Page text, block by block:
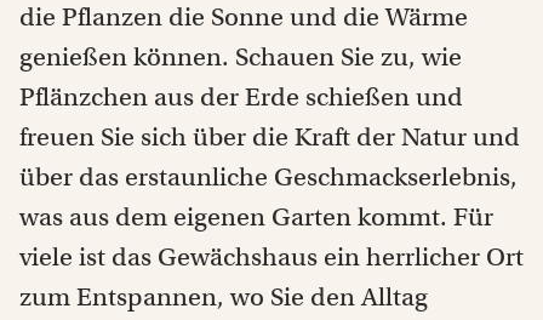
die Pflanzen die Sonne und die Wärme
genießen können. Schauen Sie zu, wie
Pflänzchen aus der Erde schießen und
freuen Sie sich über die Kraft der Natur und
über das erstaunliche Geschmackserlebnis,
was aus dem eigenen Garten kommt. Für
viele ist das Gewächshaus ein herrlicher Ort
zum Entspannen, wo Sie den Alltag